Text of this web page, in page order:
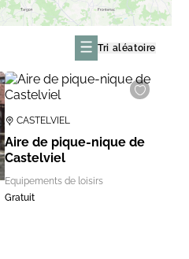
Tri aléatoire
CASTELVIEL
Aire de pique-nique de
Castelviel
Equipements de loisirs
Gratuit